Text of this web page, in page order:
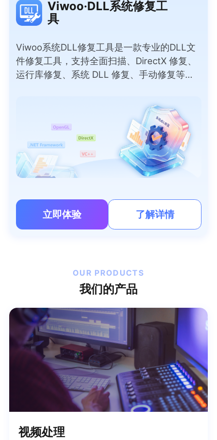
Viwoo·DLL系统修复工
具
Viwoo系统DLL修复工具是一款专业的DLL文
件修复工具，支持全面扫描、DirectX 修复、
运行库修复、系统 DLL 修复、手动修复等实
业技术，小白也能一键操作，覆盖上千种常见
DLL文件，安全无捆绑，快速恢复电脑正常运
行。
立即体验 了解详情
OUR PRODUCTS
我们的产品
视频处理